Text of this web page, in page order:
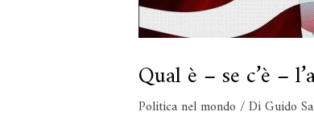
Qual è – se c’è –
Politica nel mondo / DiGuido